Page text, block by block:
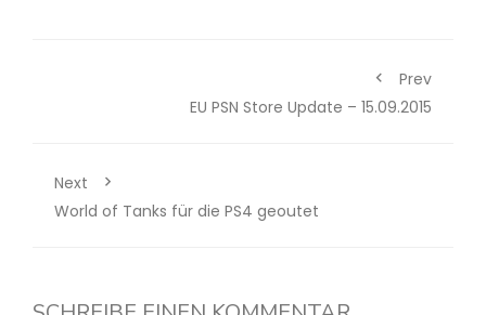
Prev
EU PSN Store Update – 15.09.2015
Next
World of Tanks für die PS4 geoutet